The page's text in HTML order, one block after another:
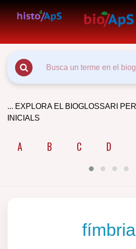
... EXPLORA EL BIOGLOSSARI
INICIALS
A B C D
fímbria